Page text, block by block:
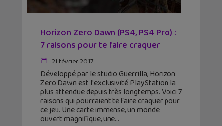
Horizon Zero Dawn (PS4, PS4 Pro) :
7 raisons pour te faire craquer
21 février 2017
Développé par le studio Guerrilla, Horizon
Zero Dawn est l'exclusivité PlayStation la
plus attendue depuis très longtemps. Voici 7
raisons qui pourraient te faire craquer pour
ce jeu. Une carte immense, un monde
ouvert magnifique, une